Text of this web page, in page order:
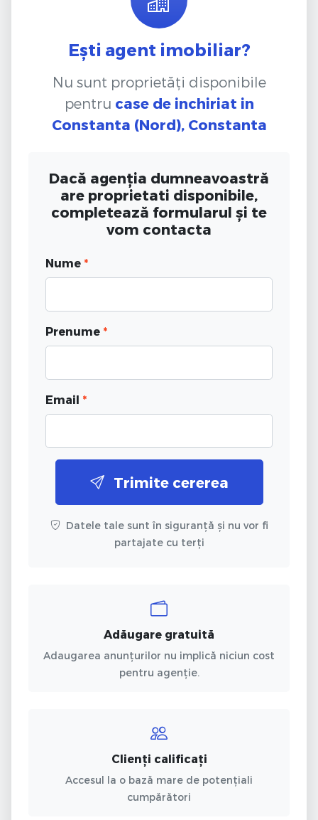
Ești agent imobiliar?
Nu sunt proprietăți disponibile
pentru case de inchiriat in
Constanta (Nord), Constanta
Dacă agenția dumneavoastră
are proprietati disponibile,
completează formularul și te
vom contacta
Nume *
Prenume *
Email *
Trimite cererea
Datele tale sunt în siguranță și nu vor fi
partajate cu terți
Adăugare gratuită
Adaugarea anunțurilor nu implică niciun cost
pentru agenție.
Clienți calificați
Accesul la o bază mare de potențiali
cumpărători